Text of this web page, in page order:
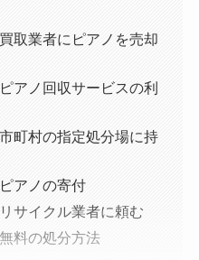
取業者にピアノを売却
アノ回収サービスの利
町村の指定処分場に持
アノの寄付
サイクル業者に頼む
料の処分方法